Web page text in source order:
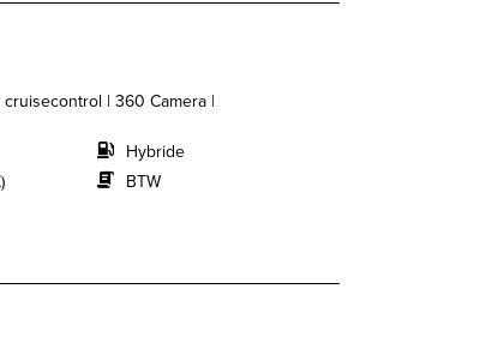
cruisecontrol | 360 Camera |
Hybride
BTW